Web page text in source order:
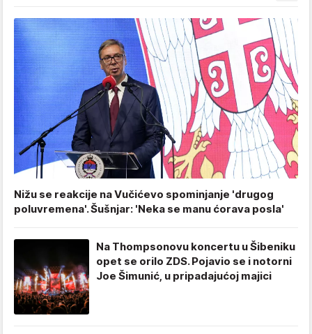
Nižu se reakcije na Vučićevo spominjanje 'drugog
poluvremena'. Šušnjar: 'Neka se manu ćorava posla'
Na Thompsonovu koncertu u Šibeniku
opet se orilo ZDS. Pojavio se i notorni
Joe Šimunić, u pripadajućoj majici